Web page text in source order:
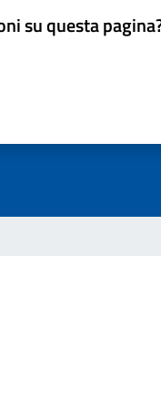
su questa